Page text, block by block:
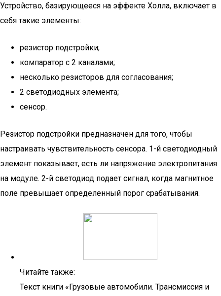
Устройство, базирующееся на эффекте Холла, включает в
себя такие элементы:
резистор подстройки;
компаратор с 2 каналами;
несколько резисторов для согласования;
2 светодиодных элемента;
сенсор.
Резистор подстройки предназначен для того, чтобы
настраивать чувствительность сенсора. 1-й светодиодный
элемент показывает, есть ли напряжение электропитания
на модуле. 2-й светодиод подает сигнал, когда магнитное
поле превышает определенный порог срабатывания.
Читайте также:
Текст книги «Грузовые автомобили. Трансмиссия и